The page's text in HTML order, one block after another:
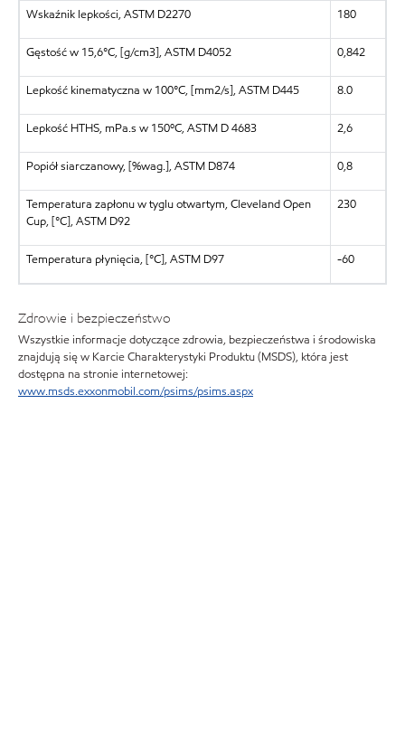
Wskaźnik lepkości, ASTM D2270 180
Gęstość w 15,6°C, [g/cm3], ASTM D4052 0,842
Lepkość kinematyczna w 100°C, [mm2/s], ASTM D445 8.0
Lepkość HTHS, mPa.s w 150ºC, ASTM D 4683 2,6
Popiół siarczanowy, [%wag.], ASTM D874 0,8
Temperatura zapłonu w tyglu otwartym, Cleveland Open
Cup, [°C], ASTM D92
230
Temperatura płynięcia, [°C], ASTM D97 -60
Zdrowie i bezpieczeństwo
Wszystkie informacje dotyczące zdrowia, bezpieczeństwa i środowiska
znajdują się w Karcie Charakterystyki Produktu (MSDS), która jest
dostępna na stronie internetowej:
www.msds.exxonmobil.com/psims/psims.aspx